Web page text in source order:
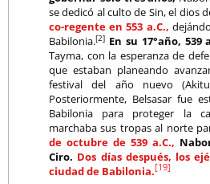
se dedicó al culto de Sin, el dios
co-regente en 553 a.C.,
Babilonia.[2] En su 17°año, 539
Tayma, con la esperanza de
que estaban planeando
festival del año nuevo
Posteriormente, Belsasar fue
Babilonia para proteger la
marchaba sus tropas al norte
de octubre de 539 a.C.,
Ciro. Dos días después, los
ciudad de Babilonia.[19]